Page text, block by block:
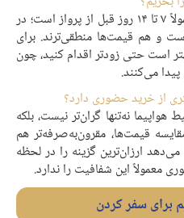
بهترین زمان خرید بلیط هواپیما معمولاً ۷ تا ۱۴ روز قبل از پرواز است؛ در
و هم قیمت‌ها منطقی‌ترند. برای
است حتی زودتر اقدام کنید، چون
می‌کنند.
از خرید حضوری دارد؟
هواپیما نه‌تنها گران‌تر نیست، بلکه
قیمت‌ها، مقرون‌به‌صرفه‌تر هم
ارزان‌ترین گزینه را در لحظه
معمولاً این شفافیت را ندارد.
برای سفر کردن